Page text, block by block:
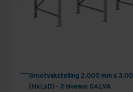
Grootvakstelling 2.000 mm x
(HxLxD) - 3 niveaus GALVA